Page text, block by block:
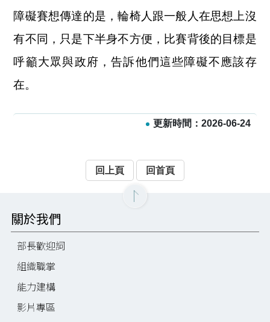
障礙賽想傳達的是，輪椅人跟一般人在思想上沒
有不同，只是下半身不方便，比賽背後的目標是
呼籲大眾與政府，告訴他們這些障礙不應該存
在。
更新時間：2026-06-24
回上頁 回首頁
關於我們
部長歡迎詞
組織職掌
能力建構
影片專區